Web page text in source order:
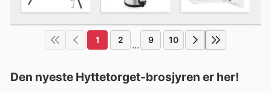
1 2 ... 9 10
Den nyeste Hyttetorget-brosjyren er her!